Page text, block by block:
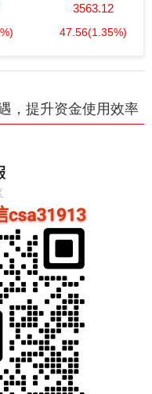
3563.12
47.56(1.35%)
，提升资金使用效率